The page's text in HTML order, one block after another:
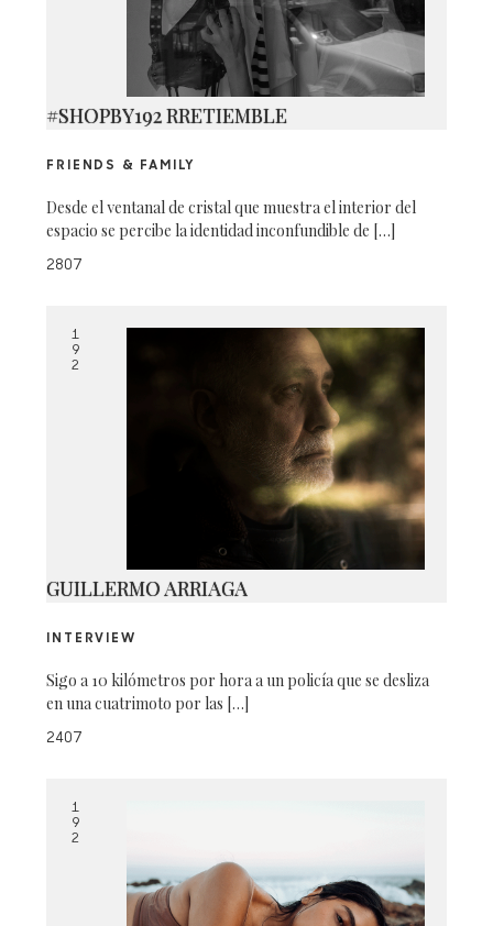
SPT_0367
#SHOPBY192 RRETIEMBLE
FRIENDS & FAMILY
Desde el ventanal de cristal que muestra el interior del
espacio se percibe la identidad inconfundible de […]
2807
1
9
2
GUILLERMO ARRIAGA
INTERVIEW
Sigo a 10 kilómetros por hora a un policía que se desliza
en una cuatrimoto por las […]
2407
1
9
2